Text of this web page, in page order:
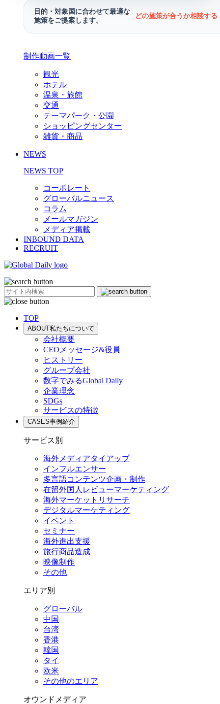
目的・対象国に合わせて最適な
施策をご提案します。
どの施策が合うか相談す
制作動画一覧
観光
ホテル
温泉・旅館
交通
テーマパーク・公園
ショッピングセンター
雑貨・商品
NEWS
NEWS TOP
コーポレート
グローバルニュース
コラム
メールマガジン
メディア掲載
INBOUND DATA
RECRUIT
TOP
ABOUT私たちについて
会社概要
CEOメッセージ&役員
ヒストリー
グループ会社
数字でみるGlobal Daily
企業理念
SDGs
サービスの特徴
CASES事例紹介
サービス別
海外メディアタイアップ
インフルエンサー
多言語コンテンツ企画・制作
在留外国⼈レビューマーケティング
海外マーケットリサーチ
デジタルマーケティング
イベント
セミナー
海外進出支援
旅行商品造成
映像制作
その他
エリア別
グローバル
中国
台湾
香港
韓国
タイ
欧米
その他のエリア
オウンドメディア